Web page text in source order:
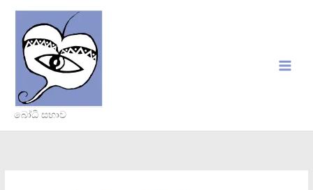
content
බෝධි සභාව